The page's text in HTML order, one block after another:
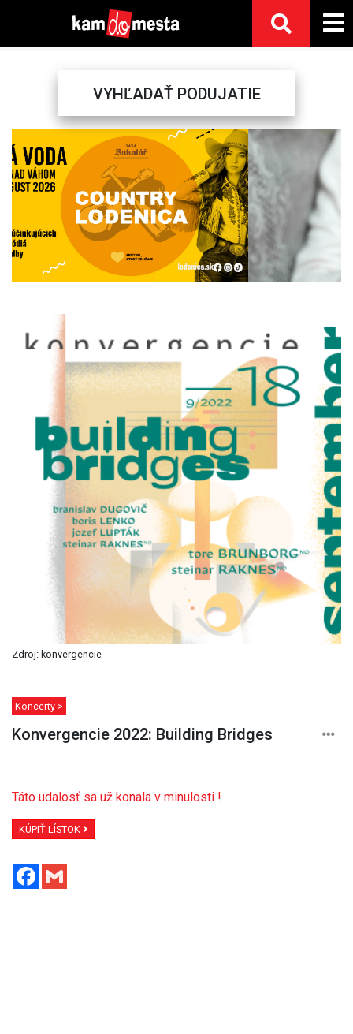
VYHĽADAŤ PODUJATIE
Previous Next
Zdroj: konvergencie
Koncerty >
Konvergencie 2022: Building Bridges
Táto udalosť sa už konala v minulosti !
KÚPIŤ LÍSTOK
Facebook